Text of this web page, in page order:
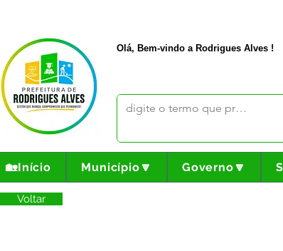
Olá, Bem-vindo a Rodrigues Alves !
🏡Início Município🔽 Governo🔽
Voltar